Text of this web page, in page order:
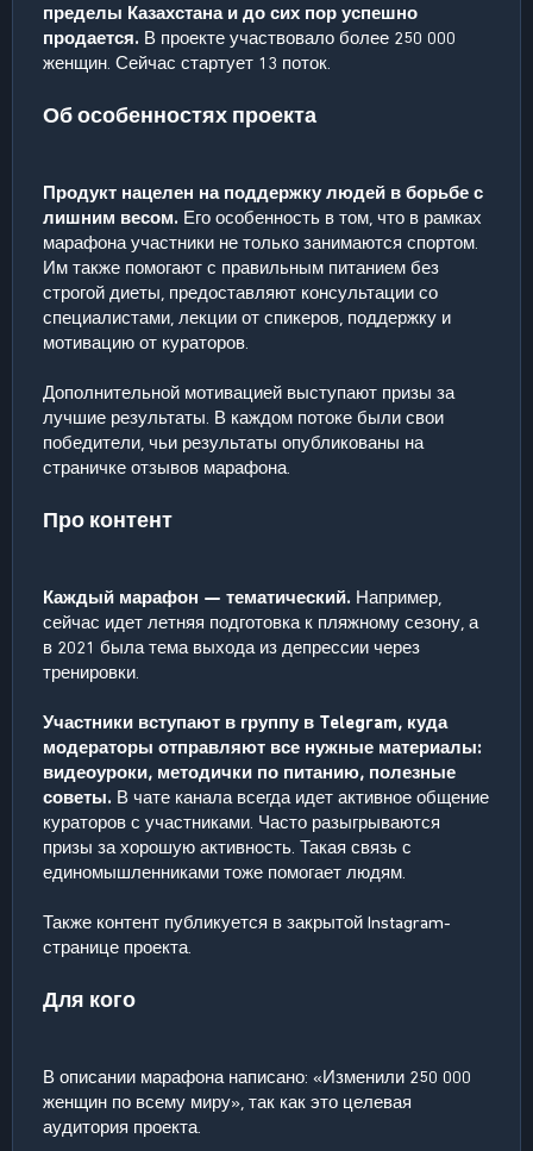
пределы Казахстана и до сих пор успешно
продается. В проекте участвовало более 250 000
женщин. Сейчас стартует 13 поток.
Об особенностях проекта
Продукт нацелен на поддержку людей в борьбе с
лишним весом. Его особенность в том, что в рамках
марафона участники не только занимаются спортом.
Им также помогают с правильным питанием без
строгой диеты, предоставляют консультации со
специалистами, лекции от спикеров, поддержку и
мотивацию от кураторов.
Дополнительной мотивацией выступают призы за
лучшие результаты. В каждом потоке были свои
победители, чьи результаты опубликованы на
страничке отзывов марафона.
Про контент
Каждый марафон — тематический. Например,
сейчас идет летняя подготовка к пляжному сезону, а
в 2021 была тема выхода из депрессии через
тренировки.
Участники вступают в группу в Telegram, куда
модераторы отправляют все нужные материалы:
видеоуроки, методички по питанию, полезные
советы. В чате канала всегда идет активное общение
кураторов с участниками. Часто разыгрываются
призы за хорошую активность. Такая связь с
единомышленниками тоже помогает людям.
Также контент публикуется в закрытой Instagram-
странице проекта.
Для кого
В описании марафона написано: «Изменили 250 000
женщин по всему миру», так как это целевая
аудитория проекта.